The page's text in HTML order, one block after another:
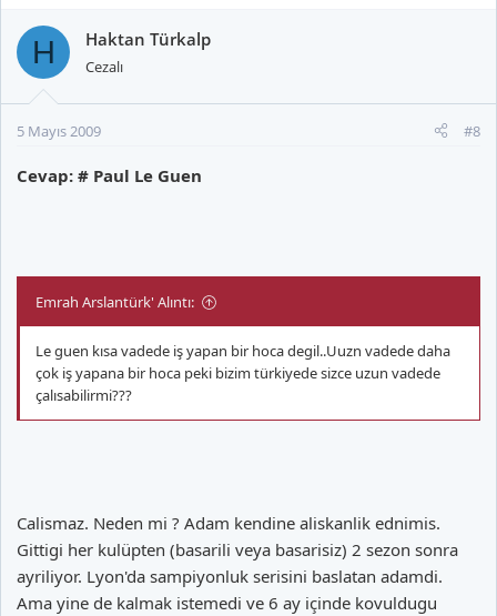
H Haktan Türkalp
Cezalı
5 Mayıs 2009 #8
Cevap: # Paul Le Guen
Emrah Arslantürk' Alıntı:
Le guen kısa vadede iş yapan bir hoca degil..Uuzn vadede daha
çok iş yapana bir hoca peki bizim türkiyede sizce uzun vadede
çalısabilirmi???
Calismaz. Neden mi ? Adam kendine aliskanlik ednimis.
Gittigi her kulüpten (basarili veya basarisiz) 2 sezon sonra
ayriliyor. Lyon'da sampiyonluk serisini baslatan adamdi.
Ama yine de kalmak istemedi ve 6 ay içinde kovuldugu